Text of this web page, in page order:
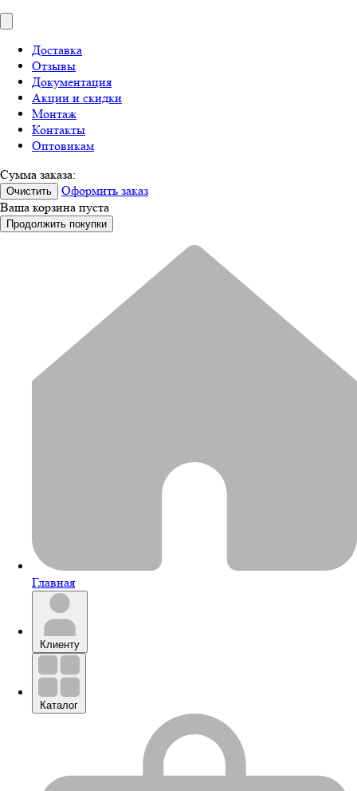
Доставка
Отзывы
Документация
Акции и скидки
Монтаж
Контакты
Оптовикам
Сумма заказа:
Очистить
Оформить заказ
Ваша корзина пуста
Продолжить покупки
Главная
Клиенту
Каталог